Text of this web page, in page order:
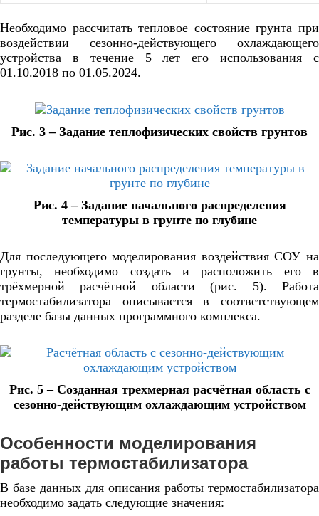
Необходимо рассчитать тепловое состояние грунта при
воздействии сезонно-действующего охлаждающего
устройства в течение 5 лет его использования с
01.10.2018 по 01.05.2024.
Рис. 3 – Задание теплофизических свойств грунтов
Рис. 4 – Задание начального распределения
температуры в грунте по глубине
Для последующего моделирования воздействия СОУ на
грунты, необходимо создать и расположить его в
трёхмерной расчётной области (рис. 5). Работа
термостабилизатора описывается в соответствующем
разделе базы данных программного комплекса.
Рис. 5 – Созданная трехмерная расчётная область с
сезонно-действующим охлаждающим устройством
Особенности моделирования
работы термостабилизатора
В базе данных для описания работы термостабилизатора
необходимо задать следующие значения: